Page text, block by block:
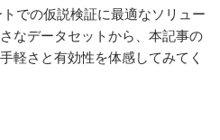
での仮説検証に最適なソリュー
なデータセットから、本記事の
軽さと有効性を体感してみてく